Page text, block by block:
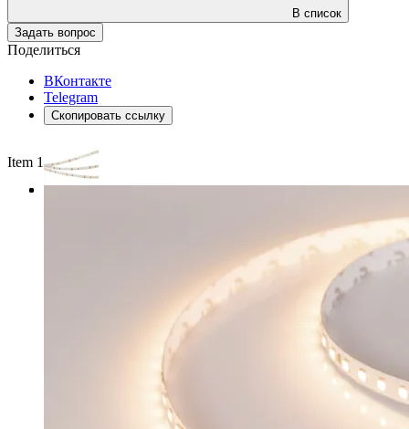
В список
Задать вопрос
Поделиться
ВКонтакте
Telegram
Скопировать ссылку
Item 1 of 3